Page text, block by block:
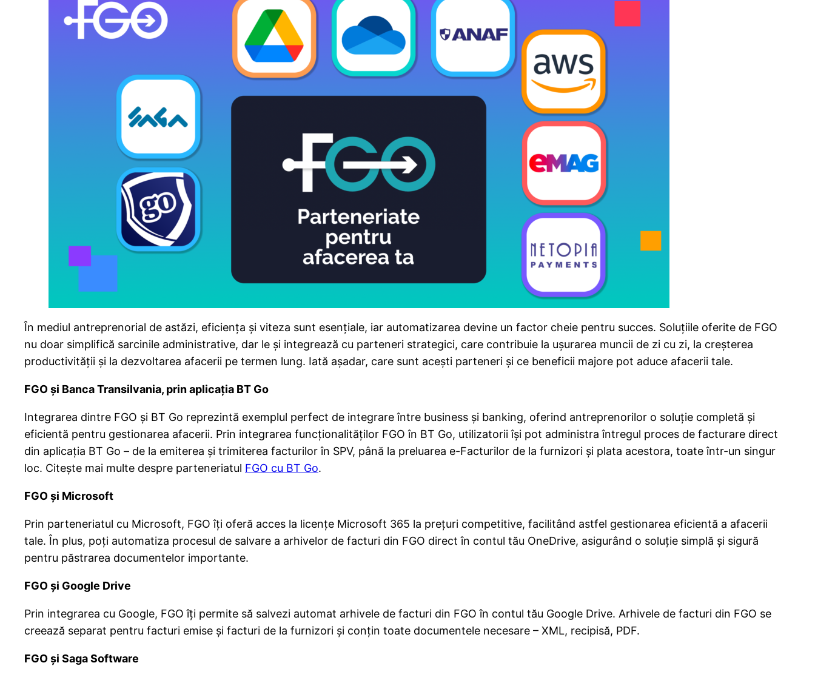
În mediul antreprenorial de astăzi, eficiența și viteza sunt esențiale, iar automatizarea devine un factor cheie pentru succes. Soluțiile oferite de FGO
nu doar simplifică sarcinile administrative, dar le și integrează cu parteneri strategici, care contribuie la ușurarea muncii de zi cu zi, la creșterea
productivității și la dezvoltarea afacerii pe termen lung. Iată așadar, care sunt acești parteneri și ce beneficii majore pot aduce afacerii tale.
FGO și Banca Transilvania, prin aplicația BT Go
Integrarea dintre FGO și BT Go reprezintă exemplul perfect de integrare între business și banking, oferind antreprenorilor o soluție completă și
eficientă pentru gestionarea afacerii. Prin integrarea funcționalităților FGO în BT Go, utilizatorii îşi pot administra întregul proces de facturare direct
din aplicaţia BT Go – de la emiterea și trimiterea facturilor în SPV, până la preluarea e-Facturilor de la furnizori și plata acestora, toate într-un singur
loc. Citește mai multe despre parteneriatul FGO cu BT Go.
FGO și Microsoft
Prin parteneriatul cu Microsoft, FGO îți oferă acces la licențe Microsoft 365 la prețuri competitive, facilitând astfel gestionarea eficientă a afacerii
tale. În plus, poți automatiza procesul de salvare a arhivelor de facturi din FGO direct în contul tău OneDrive, asigurând o soluție simplă și sigură
pentru păstrarea documentelor importante.
FGO și Google Drive
Prin integrarea cu Google, FGO îți permite să salvezi automat arhivele de facturi din FGO în contul tău Google Drive. Arhivele de facturi din FGO se
creează separat pentru facturi emise și facturi de la furnizori și conțin toate documentele necesare – XML, recipisă, PDF.
FGO și Saga Software